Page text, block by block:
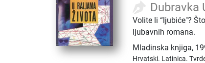
Dubravka
Volite li “ljubiće"?
ljubavnih romana.
Mladinska knjiga,
Hrvatski. Latinica.